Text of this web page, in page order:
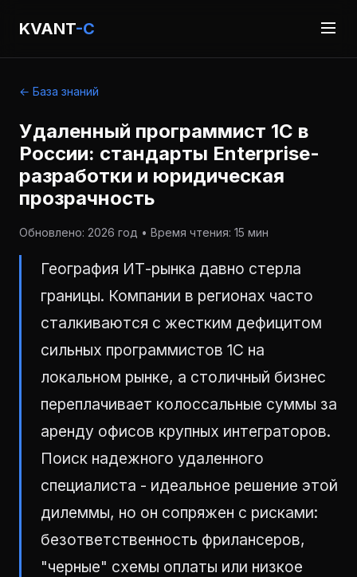
KVANT-C
← База знаний
Удаленный программист 1С в
России: стандарты Enterprise-
разработки и юридическая
прозрачность
Обновлено: 2026 год • Время чтения: 15 мин
География ИТ-рынка давно стерла
границы. Компании в регионах часто
сталкиваются с жестким дефицитом
сильных программистов 1С на
локальном рынке, а столичный бизнес
переплачивает колоссальные суммы за
аренду офисов крупных интеграторов.
Поиск надежного удаленного
специалиста - идеальное решение этой
дилеммы, но он сопряжен с рисками:
безответственность фрилансеров,
"черные" схемы оплаты или низкое